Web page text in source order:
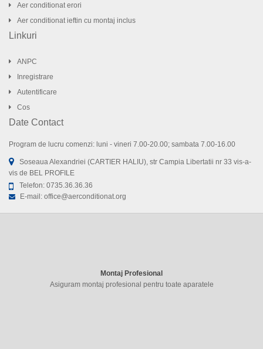
Aer conditionat erori
Aer conditionat ieftin cu montaj inclus
Linkuri
ANPC
Inregistrare
Autentificare
Cos
Date Contact
Program de lucru comenzi: luni - vineri 7.00-20.00; sambata 7.00-16.00
Soseaua Alexandriei (CARTIER HALIU), str Campia Libertatii nr 33 vis-a-
vis de BEL PROFILE
Telefon: 0735.36.36.36
E-mail: office@aerconditionat.org
Montaj Profesional
Asiguram montaj profesional pentru toate aparatele